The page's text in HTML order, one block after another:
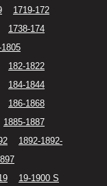
1719-172
1738-174
182-1822
184-1844
186-1868
1885-1887
1892-1892-
19-1900 S